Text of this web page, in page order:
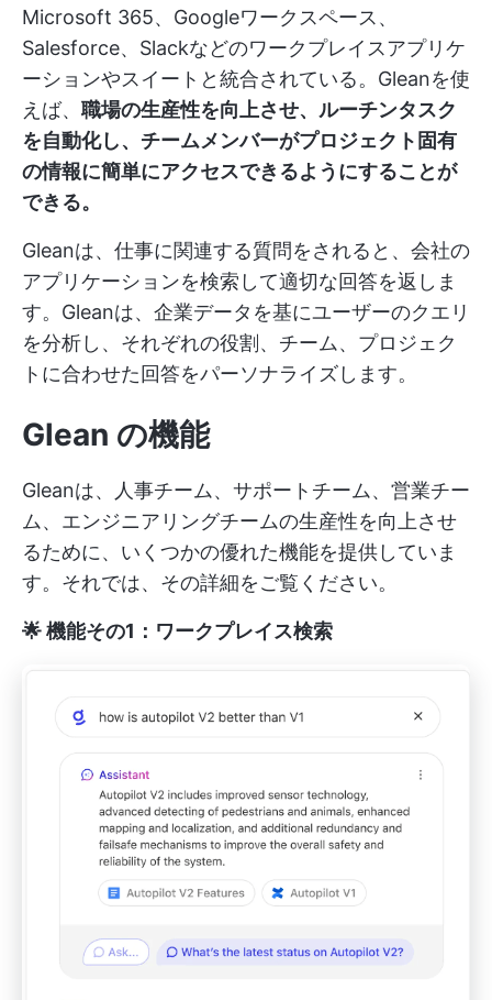
Microsoft 365、Googleワークスペース、
Salesforce、Slackなどのワークプレイスアプリケ
ーションやスイートと統合されている。Gleanを使
えば、 職場の生産性を向上させ、ルーチンタスク
を自動化し、チームメンバーがプロジェクト固有
の情報に簡単にアクセスできるようにすることが
できる。
Gleanは、仕事に関連する質問をされると、会社の
アプリケーションを検索して適切な回答を返しま
す。Gleanは、企業データを基にユーザーのクエリ
を分析し、それぞれの役割、チーム、プロジェク
トに合わせた回答をパーソナライズします。
Glean の機能
Gleanは、人事チーム、サポートチーム、営業チー
ム、エンジニアリングチームの生産性を向上させ
るために、いくつかの優れた機能を提供していま
す。それでは、その詳細をご覧ください。
🌟 機能その1：ワークプレイス検索